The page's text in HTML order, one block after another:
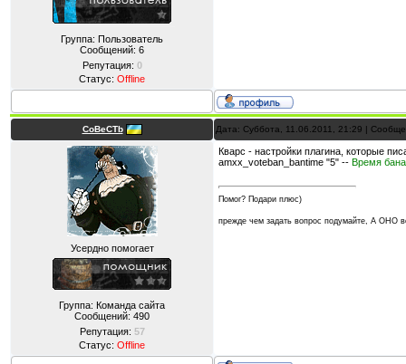
Группа: Пользователь
Сообщений: 6
Репутация: 0
Статус: Offline
CoBeCTb Дата: Суббота, 11.06.2011, 21:29 |
Усердно помогает
Группа: Команда сайта
Сообщений: 490
Репутация: 57
Статус: Offline
Кварс - настройки плагина, которые
amxx_voteban_bantime "5" -- Время
Помог? Подари плюс)
прежде чем задать вопрос подумайте, А